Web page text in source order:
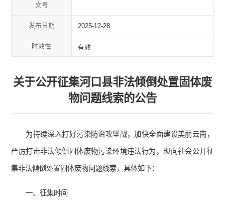
文号
发布日期 2025-12-28
时效性 有效
关于公开征集河口县非法倾倒处置固体废
物问题线索的公告
为持续深入打好污染防治攻坚战，加快全面建设美丽云南，
严厉打击非法倾倒固体废物污染环境违法行为，现向社会公开征
集非法倾倒处置固体废物问题线索，具体如下：
一、征集时间